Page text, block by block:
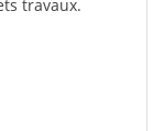
travaux.